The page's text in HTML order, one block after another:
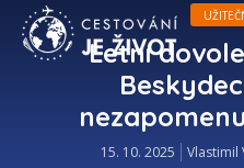
Letní
15. 10. 2025 Vlastimil